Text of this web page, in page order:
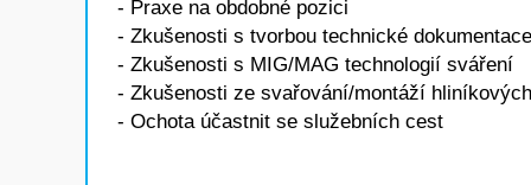
- Praxe na obdobné pozici
- Zkušenosti s tvorbou technické
- Zkušenosti s MIG/MAG technologií sváření
- Zkušenosti ze svařování/montáží
- Ochota účastnit se služebních cest